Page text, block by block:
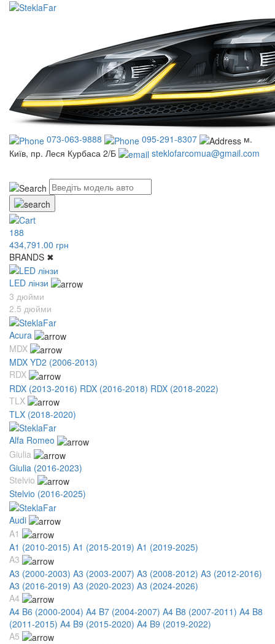
073-063-9888 095-291-8307
м.
Київ, пр. Леся Курбаса 2/Б
steklofarcomua@gmail.com
188
434,791.00 грн
BRANDS ✖
LED лінзи
3 дюйми
2.5 дюйми
Acura
MDX
MDX YD2 (2006-2013)
RDX
RDX (2013-2016) RDX (2016-2018) RDX (2018-2022)
TLX
TLX (2018-2020)
Alfa Romeo
Giulia
Giulia (2016-2023)
Stelvio
Stelvio (2016-2025)
Audi
A1
A1 (2010-2015) A1 (2015-2019) A1 (2019-2025)
A3
A3 (2000-2003) A3 (2003-2007) A3 (2008-2012) A3 (2012-2016)
A3 (2016-2019) A3 (2020-2023) A3 (2024-2026)
A4
A4 B6 (2000-2004) A4 B7 (2004-2007) A4 B8 (2007-2011) A4 B8
(2011-2015) A4 B9 (2015-2020) A4 B9 (2019-2022)
A5